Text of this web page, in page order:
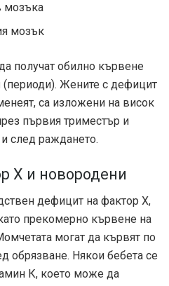
мозъка
мозък
получат обилно кървене
Жените с дефицит
са изложени на висок
първия триместър и
след раждането.
X и новородени
дефицит на фактор X,
прекомерно кървене на
могат да кървят по
обрязване. Някои бебета се
К, което може да